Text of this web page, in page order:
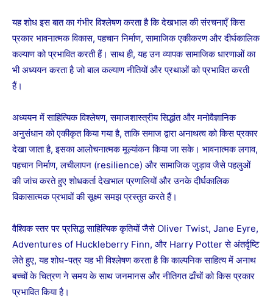
यह शोध इस बात का गंभीर विश्लेषण करता है कि देखभाल की संरचनाएँ किस
प्रकार भावनात्मक विकास, पहचान निर्माण, सामाजिक एकीकरण और दीर्घकालिक
कल्याण को प्रभावित करती हैं। साथ ही, यह उन व्यापक सामाजिक धारणाओं का
भी अध्ययन करता है जो बाल कल्याण नीतियों और प्रथाओं को प्रभावित करती
हैं।
अध्ययन में साहित्यिक विश्लेषण, समाजशास्त्रीय सिद्धांत और मनोवैज्ञानिक
अनुसंधान को एकीकृत किया गया है, ताकि समाज द्वारा अनाथत्व को किस प्रकार
देखा जाता है, इसका आलोचनात्मक मूल्यांकन किया जा सके। भावनात्मक लगाव,
पहचान निर्माण, लचीलापन (resilience) और सामाजिक जुड़ाव जैसे पहलुओं
की जांच करते हुए शोधकर्ता देखभाल प्रणालियों और उनके दीर्घकालिक
विकासात्मक प्रभावों की सूक्ष्म समझ प्रस्तुत करते हैं।
वैश्विक स्तर पर प्रसिद्ध साहित्यिक कृतियों जैसे Oliver Twist, Jane Eyre,
Adventures of Huckleberry Finn, और Harry Potter से अंतर्दृष्टि
लेते हुए, यह शोध-पत्र यह भी विश्लेषण करता है कि काल्पनिक साहित्य में अनाथ
बच्चों के चित्रण ने समय के साथ जनमानस और नीतिगत ढाँचों को किस प्रकार
प्रभावित किया है।